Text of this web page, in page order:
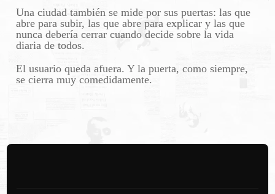
Una ciudad también se mide por sus puertas: las que
abre para subir, las que abre para explicar y las que
nunca debería cerrar cuando decide sobre la vida
diaria de todos.
El usuario queda afuera. Y la puerta, como siempre,
se cierra muy comedidamente.